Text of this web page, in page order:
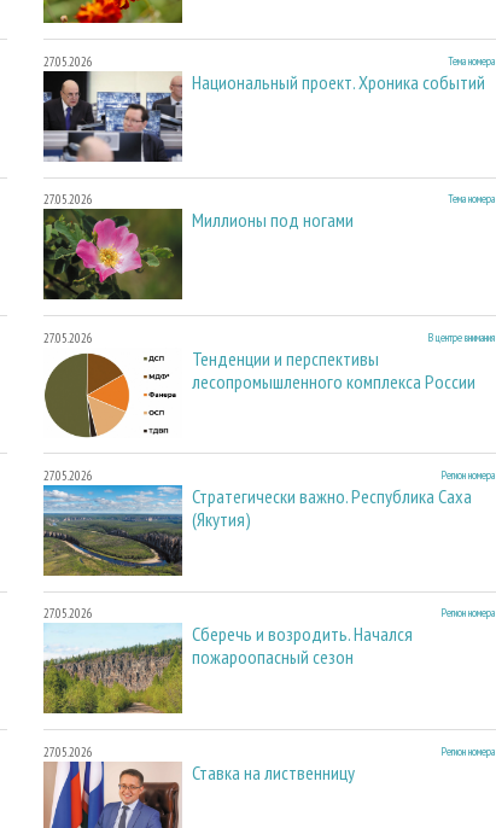
27.05.2026 Тема номера
Национальный проект. Хроника событий
27.05.2026 Тема номера
Миллионы под ногами
27.05.2026 В центре внимания
Тенденции и перспективы
лесопромышленного комплекса России
27.05.2026 Регион номера
Стратегически важно. Республика Саха
(Якутия)
27.05.2026 Регион номера
Сберечь и возродить. Начался
пожароопасный сезон
27.05.2026 Регион номера
Ставка на лиственницу